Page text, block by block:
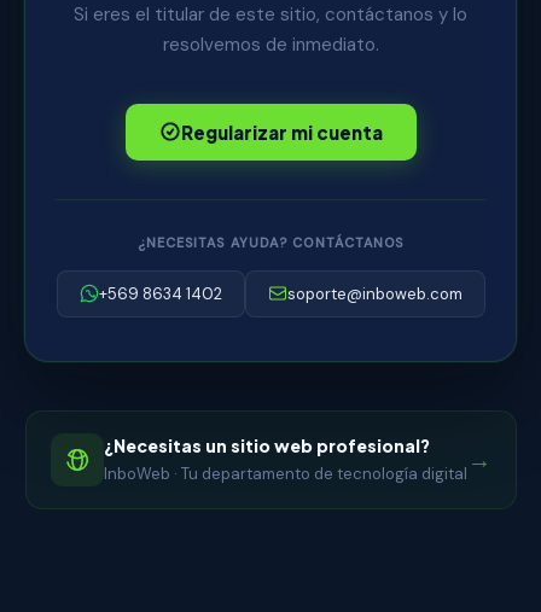
Si eres el titular de este sitio, contáctanos y lo
resolvemos de inmediato.
Regularizar mi cuenta
¿NECESITAS AYUDA? CONTÁCTANOS
+569 8634 1402 soporte@inboweb.com
¿Necesitas un sitio web profesional?
InboWeb · Tu departamento de tecnología digital →